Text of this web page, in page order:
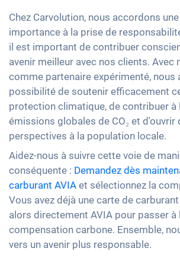
Chez Carvolution, nous accordons
importance à la prise de
il est important de contribuer
avenir meilleur avec nos clients. Avec
comme partenaire expérimenté, nous
possibilité de soutenir efficacement
protection climatique, de contribuer à
émissions globales de CO₂ et d'ouvrir
perspectives à la population locale.
Aidez-nous à suivre cette voie de
conséquente : Demandez dès
carburant AVIA et sélectionnez la
Vous avez déjà une carte de
alors directement AVIA pour passer à
compensation carbone. Ensemble,
vers un avenir plus responsable.